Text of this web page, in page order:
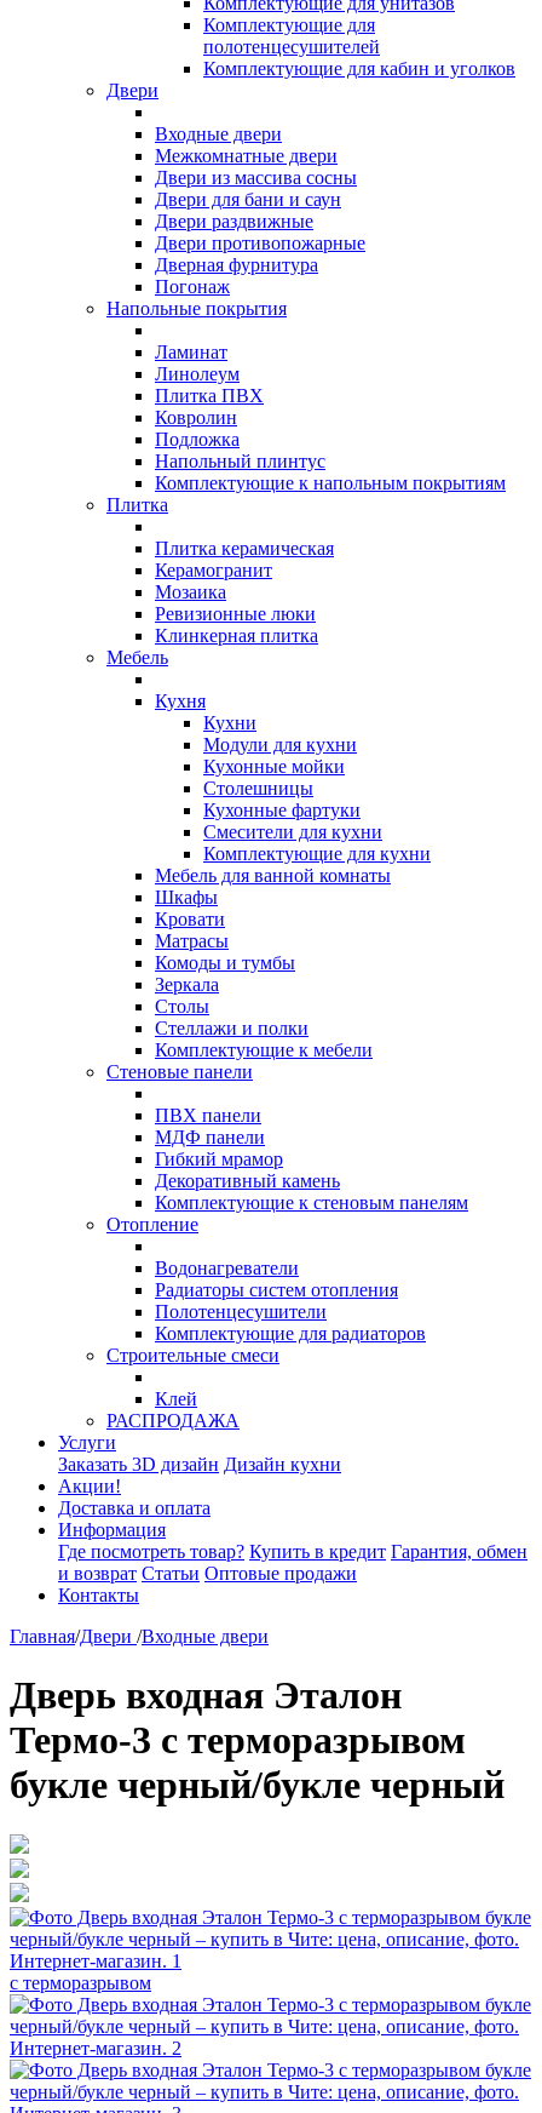
Комплектующие для
полотенцесушителей
Комплектующие для кабин и уголков
Двери
Входные двери
Межкомнатные двери
Двери из массива сосны
Двери для бани и саун
Двери раздвижные
Двери противопожарные
Дверная фурнитура
Погонаж
Напольные покрытия
Ламинат
Линолеум
Плитка ПВХ
Ковролин
Подложка
Напольный плинтус
Комплектующие к напольным покрытиям
Плитка
Плитка керамическая
Керамогранит
Мозаика
Ревизионные люки
Клинкерная плитка
Мебель
Кухня
Кухни
Модули для кухни
Кухонные мойки
Столешницы
Кухонные фартуки
Смесители для кухни
Комплектующие для кухни
Мебель для ванной комнаты
Шкафы
Кровати
Матрасы
Комоды и тумбы
Зеркала
Столы
Стеллажи и полки
Комплектующие к мебели
Стеновые панели
ПВХ панели
МДФ панели
Гибкий мрамор
Декоративный камень
Комплектующие к стеновым панелям
Отопление
Водонагреватели
Радиаторы систем отопления
Полотенцесушители
Комплектующие для радиаторов
Строительные смеси
Клей
РАСПРОДАЖА
Услуги
Заказать 3D дизайн Дизайн кухни
Акции!
Доставка и оплата
Информация
Где посмотреть товар? Купить в кредит Гарантия, обмен
и возврат Статьи Оптовые продажи
Контакты
Главная/Двери /Входные двери
Дверь входная Эталон
Термо-3 с терморазрывом
букле черный/букле черный
с терморазрывом